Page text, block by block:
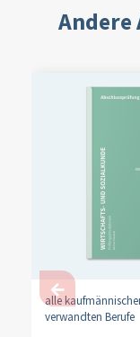
Andere
alle
verwandten Berufe
←